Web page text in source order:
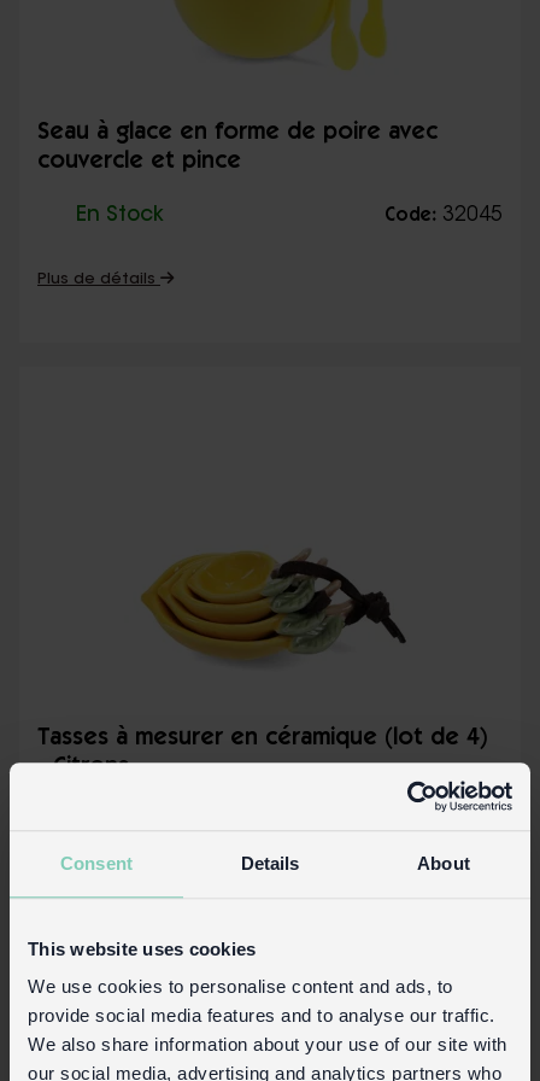
Consent Details About
This website uses cookies
We use cookies to personalise content and ads, to
provide social media features and to analyse our traffic.
We also share information about your use of our site with
our social media, advertising and analytics partners who
Seau à glace en forme de poire avec
couvercle et pince
En Stock Code: 32045
Plus de détails
Tasses à mesurer en céramique (lot de 4)
- Citrons